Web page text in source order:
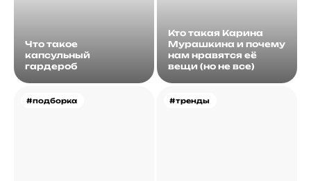
Что такое
капсульный
гардероб
Кто такая Карина
Мурашкина и почему
нам нравятся её
вещи (но не все)
#подборка #тренды